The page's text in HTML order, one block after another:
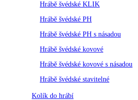
Hrábě švédské KLIK
Hrábě švédské PH
Hrábě švédské PH s násadou
Hrábě švédské kovové
Hrábě švédské kovové s násadou
Hrábě švédské stavitelné
Kolík do hrábí